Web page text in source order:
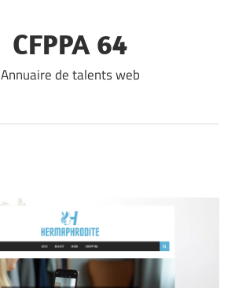
CFPPA 64
Annuaire de talents web